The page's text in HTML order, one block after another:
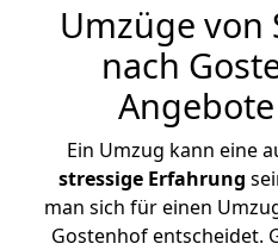
Umzüge von
nach
Ein Umzug kann eine
stressige Erfahrung
man sich für einen
Gostenhof entscheidet.